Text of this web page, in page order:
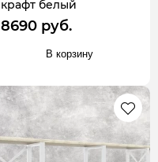
крафт белый
8690 руб.
В корзину